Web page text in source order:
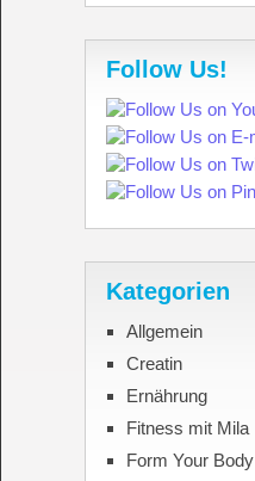
Follow Us!
Kategorien
Allgemein
Creatin
Ernährung
Fitness mit Mila
Form Your Body